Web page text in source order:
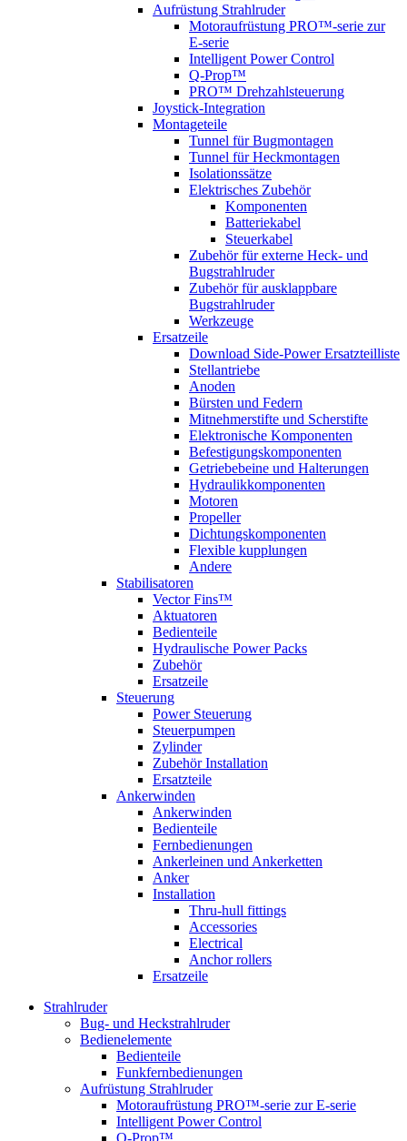
Aufrüstung Strahlruder
Motoraufrüstung PRO™-serie zur
E-serie
Intelligent Power Control
Q-Prop™
PRO™ Drehzahlsteuerung
Joystick-Integration
Montageteile
Tunnel für Bugmontagen
Tunnel für Heckmontagen
Isolationssätze
Elektrisches Zubehör
Komponenten
Batteriekabel
Steuerkabel
Zubehör für externe Heck- und
Bugstrahlruder
Zubehör für ausklappbare
Bugstrahlruder
Werkzeuge
Ersatzeile
Download Side-Power Ersatzteilliste
Stellantriebe
Anoden
Bürsten und Federn
Mitnehmerstifte und Scherstifte
Elektronische Komponenten
Befestigungskomponenten
Getriebebeine und Halterungen
Hydraulikkomponenten
Motoren
Propeller
Dichtungskomponenten
Flexible kupplungen
Andere
Stabilisatoren
Vector Fins™
Aktuatoren
Bedienteile
Hydraulische Power Packs
Zubehör
Ersatzeile
Steuerung
Power Steuerung
Steuerpumpen
Zylinder
Zubehör Installation
Ersatzteile
Ankerwinden
Ankerwinden
Bedienteile
Fernbedienungen
Ankerleinen und Ankerketten
Anker
Installation
Thru-hull fittings
Accessories
Electrical
Anchor rollers
Ersatzeile
Strahlruder
Bug- und Heckstrahlruder
Bedienelemente
Bedienteile
Funkfernbedienungen
Aufrüstung Strahlruder
Motoraufrüstung PRO™-serie zur E-serie
Intelligent Power Control
Q-Prop™